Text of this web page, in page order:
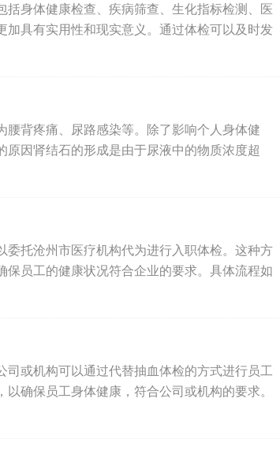
身体健康检查、疾病筛查、生化指标检测、医
具有实用性和现实意义。通过体检可以及时发
背疼痛、尿路感染等。除了影响个人身体健
因肾结石的形成是由于尿液中的物质浓度超
托沧州市医疗机构代为进行入职体检。这种方
员工的健康状况符合企业的要求。具体流程如
或机构可以通过代替抽血体检的方式进行员工
确保员工身体健康，符合公司或机构的要求。